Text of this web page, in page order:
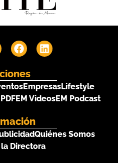
EmpresasLifestyle
EM VideosEM Podcast
Quiénes Somos
Directora